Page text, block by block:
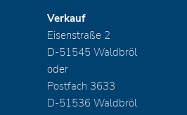
Verkauf
Eisenstraße 2
D-51545 Waldbröl
oder
Postfach 3633
D-51536 Waldbröl